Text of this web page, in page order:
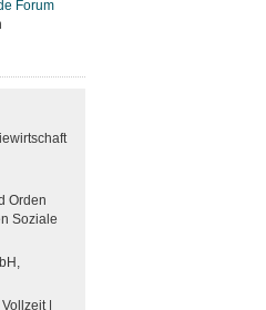
Forum
Orden
Soziale
|